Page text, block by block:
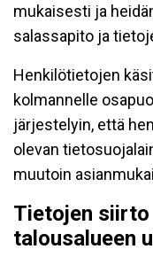
mukaisesti ja
salassapito ja
Henkilötietojen
kolmannelle
järjestelyin, että
olevan
muutoin
Tietojen siirto
talousalueen